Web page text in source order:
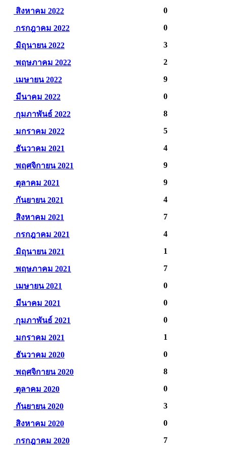
สิงหาคม 2022 0
กรกฎาคม 2022 0
มิถุนายน 2022 3
พฤษภาคม 2022 2
เมษายน 2022 9
มีนาคม 2022 0
กุมภาพันธ์ 2022 8
มกราคม 2022 5
ธันวาคม 2021 4
พฤศจิกายน 2021 9
ตุลาคม 2021 9
กันยายน 2021 4
สิงหาคม 2021 7
กรกฎาคม 2021 4
มิถุนายน 2021 1
พฤษภาคม 2021 7
เมษายน 2021 0
มีนาคม 2021 0
กุมภาพันธ์ 2021 0
มกราคม 2021 1
ธันวาคม 2020 0
พฤศจิกายน 2020 8
ตุลาคม 2020 0
กันยายน 2020 3
สิงหาคม 2020 0
กรกฎาคม 2020 7